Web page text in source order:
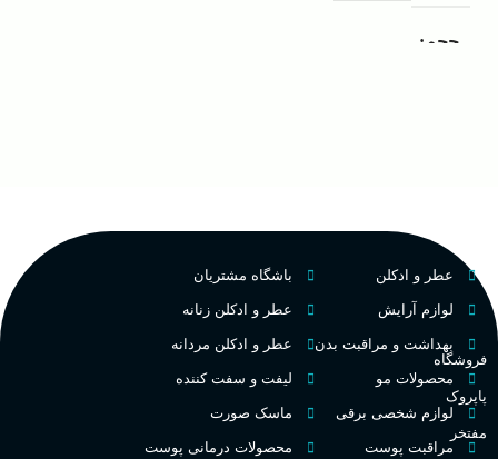
حجم
کشور مبدا برند
طبع تلخ
غلظت
اکسترکت دو پرفیوم
میوه‌ها و مرکبات، وانیل،
فروشگاه
پاپروک
مفتخر
عطر و ادکلن
لوازم آرایش
بهداشت و مراقبت بدن
محصولات مو
لوازم شخصی برقی
مراقبت پوست
باشگاه مشتریان
عطر و ادکلن زنانه
عطر و ادکلن مردانه
لیفت و سفت کننده
ماسک صورت
محصولات درمانی پوست